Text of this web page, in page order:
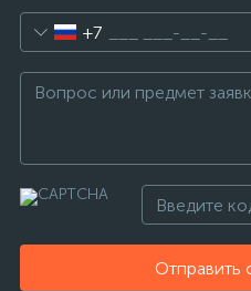
+7
Отправить